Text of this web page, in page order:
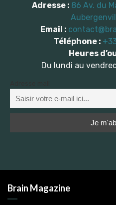
Adresse : 86 Av. du
Email :
Téléphone :
Heures
Du lundi au
Brain Magazine